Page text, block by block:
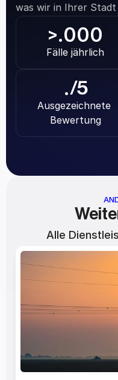
was wir in Ihrer
>.000
Fälle jährlich
./5
Ausgezeichnete
Bewertung
Alle